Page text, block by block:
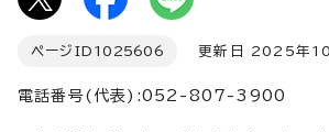
ページID 1025606 更新日 2025年10
電話番号(代表):052-807-3900